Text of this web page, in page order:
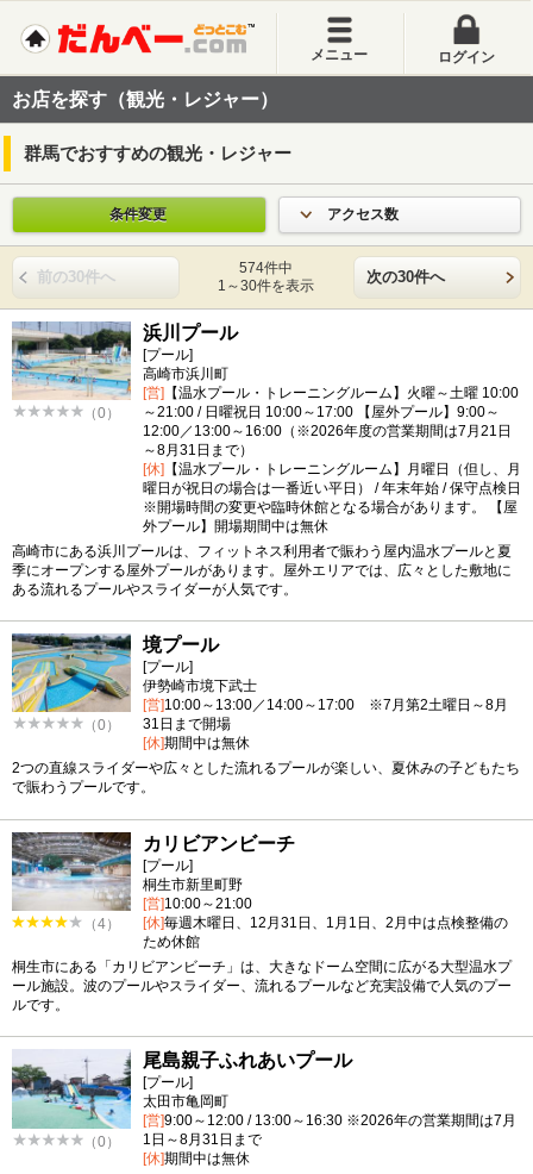
メニュー ログイン
お店を探す（観光・レジャー）
群馬でおすすめの観光・レジャー
条件変更 アクセス数
前の30件へ
574件中
1～30件を表示
次の30件へ
（0）
浜川プール
[プール]
高崎市浜川町
[営] 【温水プール・トレーニングルーム】火曜～土曜 10:00
～21:00 / 日曜祝日 10:00～17:00 【屋外プール】9:00～
12:00／13:00～16:00（※2026年度の営業期間は7月21日
～8月31日まで）
[休] 【温水プール・トレーニングルーム】月曜日（但し、月
曜日が祝日の場合は一番近い平日） / 年末年始 / 保守点検日
※開場時間の変更や臨時休館となる場合があります。 【屋
外プール】開場期間中は無休
高崎市にある浜川プールは、フィットネス利用者で賑わう屋内温水プールと夏
季にオープンする屋外プールがあります。屋外エリアでは、広々とした敷地に
ある流れるプールやスライダーが人気です。
（0）
境プール
[プール]
伊勢崎市境下武士
[営]10:00～13:00／14:00～17:00 ※7月第2土曜日～8月
31日まで開場
[休]期間中は無休
2つの直線スライダーや広々とした流れるプールが楽しい、夏休みの子どもたち
で賑わうプールです。
（4）
カリビアンビーチ
[プール]
桐生市新里町野
[営]10:00～21:00
[休]毎週木曜日、12月31日、1月1日、2月中は点検整備の
ため休館
桐生市にある「カリビアンビーチ」は、大きなドーム空間に広がる大型温水プ
ール施設。波のプールやスライダー、流れるプールなど充実設備で人気のプー
ルです。
（0）
尾島親子ふれあいプール
[プール]
太田市亀岡町
[営]9:00～12:00 / 13:00～16:30 ※2026年の営業期間は7月
1日～8月31日まで
[休]期間中は無休